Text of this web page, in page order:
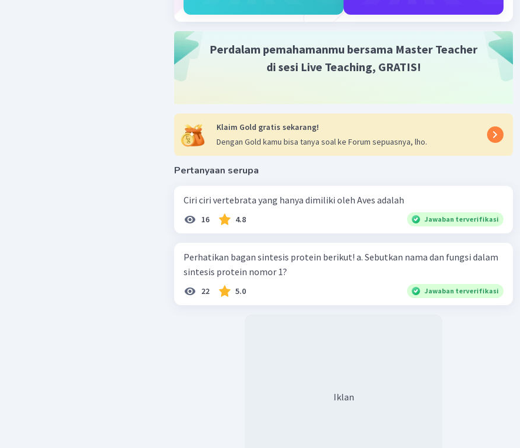
Perdalam pemahamanmu bersama Master Teacher
di sesi Live Teaching, GRATIS!
Klaim Gold gratis sekarang!
Dengan Gold kamu bisa tanya soal ke Forum sepuasnya, lho.
Pertanyaan serupa
Ciri ciri vertebrata yang hanya dimiliki oleh Aves adalah
16 4.8 Jawaban terverifikasi
Perhatikan bagan sintesis protein berikut! a. Sebutkan nama dan fungsi dalam
sintesis protein nomor 1?
22 5.0 Jawaban terverifikasi
Iklan